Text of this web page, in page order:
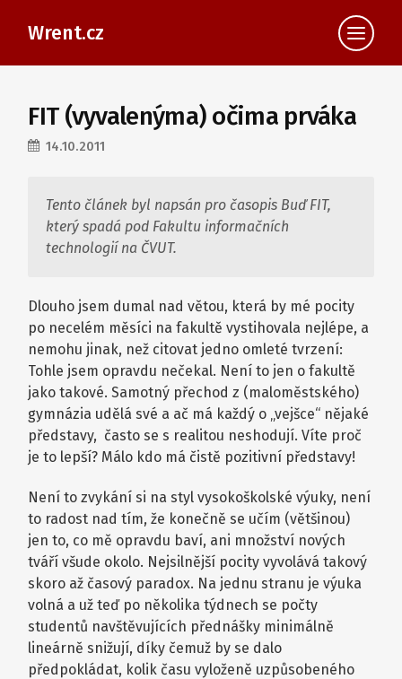
Wrent.cz
FIT (vyvalenýma) očima prváka
14.10.2011
Tento článek byl napsán pro časopis Buď FIT,
který spadá pod Fakultu informačních
technologií na ČVUT.
Dlouho jsem dumal nad větou, která by mé pocity
po necelém měsíci na fakultě vystihovala nejlépe, a
nemohu jinak, než citovat jedno omleté tvrzení:
Tohle jsem opravdu nečekal. Není to jen o fakultě
jako takové. Samotný přechod z (maloměstského)
gymnázia udělá své a ač má každý o „vejšce“ nějaké
představy, často se s realitou neshodují. Víte proč
je to lepší? Málo kdo má čistě pozitivní představy!
Není to zvykání si na styl vysokoškolské výuky, není
to radost nad tím, že konečně se učím (většinou)
jen to, co mě opravdu baví, ani množství nových
tváří všude okolo. Nejsilnější pocity vyvolává takový
skoro až časový paradox. Na jednu stranu je výuka
volná a už teď po několika týdnech se počty
studentů navštěvujících přednášky minimálně
lineárně snižují, díky čemuž by se dalo
předpokládat, kolik času vyloženě uzpůsobeného